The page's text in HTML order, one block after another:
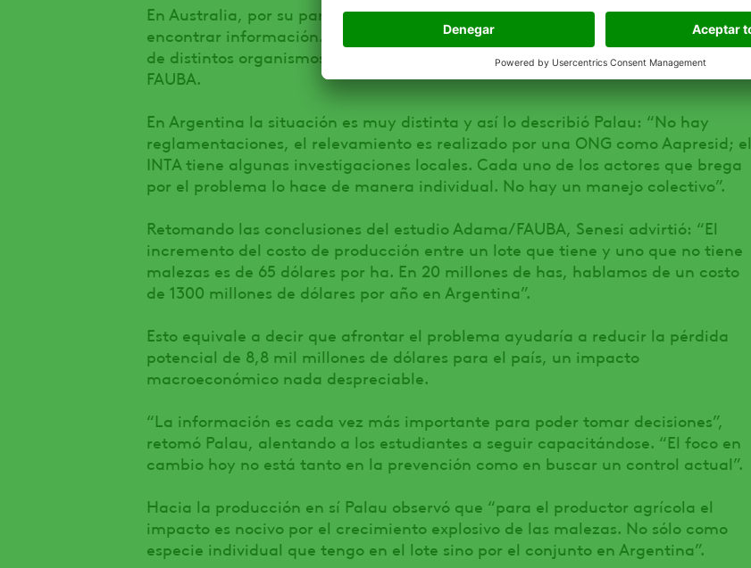
En Australia, por su parte, existe el “Weed Watcher” y más de 10 sitios donde
encontrar información. “Hay programas de investigación; se conforman redes
de distintos organismos, lo mismo que en EEUU”, afirmó el investigador de la
FAUBA.
En Argentina la situación es muy distinta y así lo describió Palau: “No hay
reglamentaciones, el relevamiento es realizado por una ONG como Aapresid; el
INTA tiene algunas investigaciones locales. Cada uno de los actores que brega
por el problema lo hace de manera individual. No hay un manejo colectivo”.
Retomando las conclusiones del estudio Adama/FAUBA, Senesi advirtió: “El
incremento del costo de producción entre un lote que tiene y uno que no tiene
malezas es de 65 dólares por ha. En 20 millones de has, hablamos de un costo
de 1300 millones de dólares por año en Argentina”.
Esto equivale a decir que afrontar el problema ayudaría a reducir la pérdida
potencial de 8,8 mil millones de dólares para el país, un impacto
macroeconómico nada despreciable.
“La información es cada vez más importante para poder tomar decisiones”,
retomó Palau, alentando a los estudiantes a seguir capacitándose. “El foco en
cambio hoy no está tanto en la prevención como en buscar un control actual”.
Hacia la producción en sí Palau observó que “para el productor agrícola el
impacto es nocivo por el crecimiento explosivo de las malezas. No sólo como
especie individual que tengo en el lote sino por el conjunto en Argentina”.